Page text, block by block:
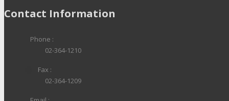
Contact Information
Phone :
02-364-1210
Fax :
02-364-1209